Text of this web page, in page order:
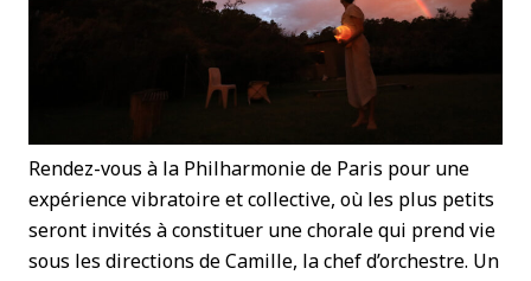
Rendez-vous à la Philharmonie de Paris pour une
expérience vibratoire et collective, où les plus petits
seront invités à constituer une chorale qui prend vie
sous les directions de Camille, la chef d’orchestre. Un